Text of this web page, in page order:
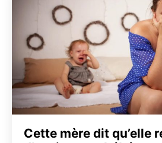
Cette mère dit qu’elle